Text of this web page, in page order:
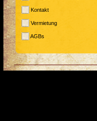
Kontakt
Vermietung
AGBs